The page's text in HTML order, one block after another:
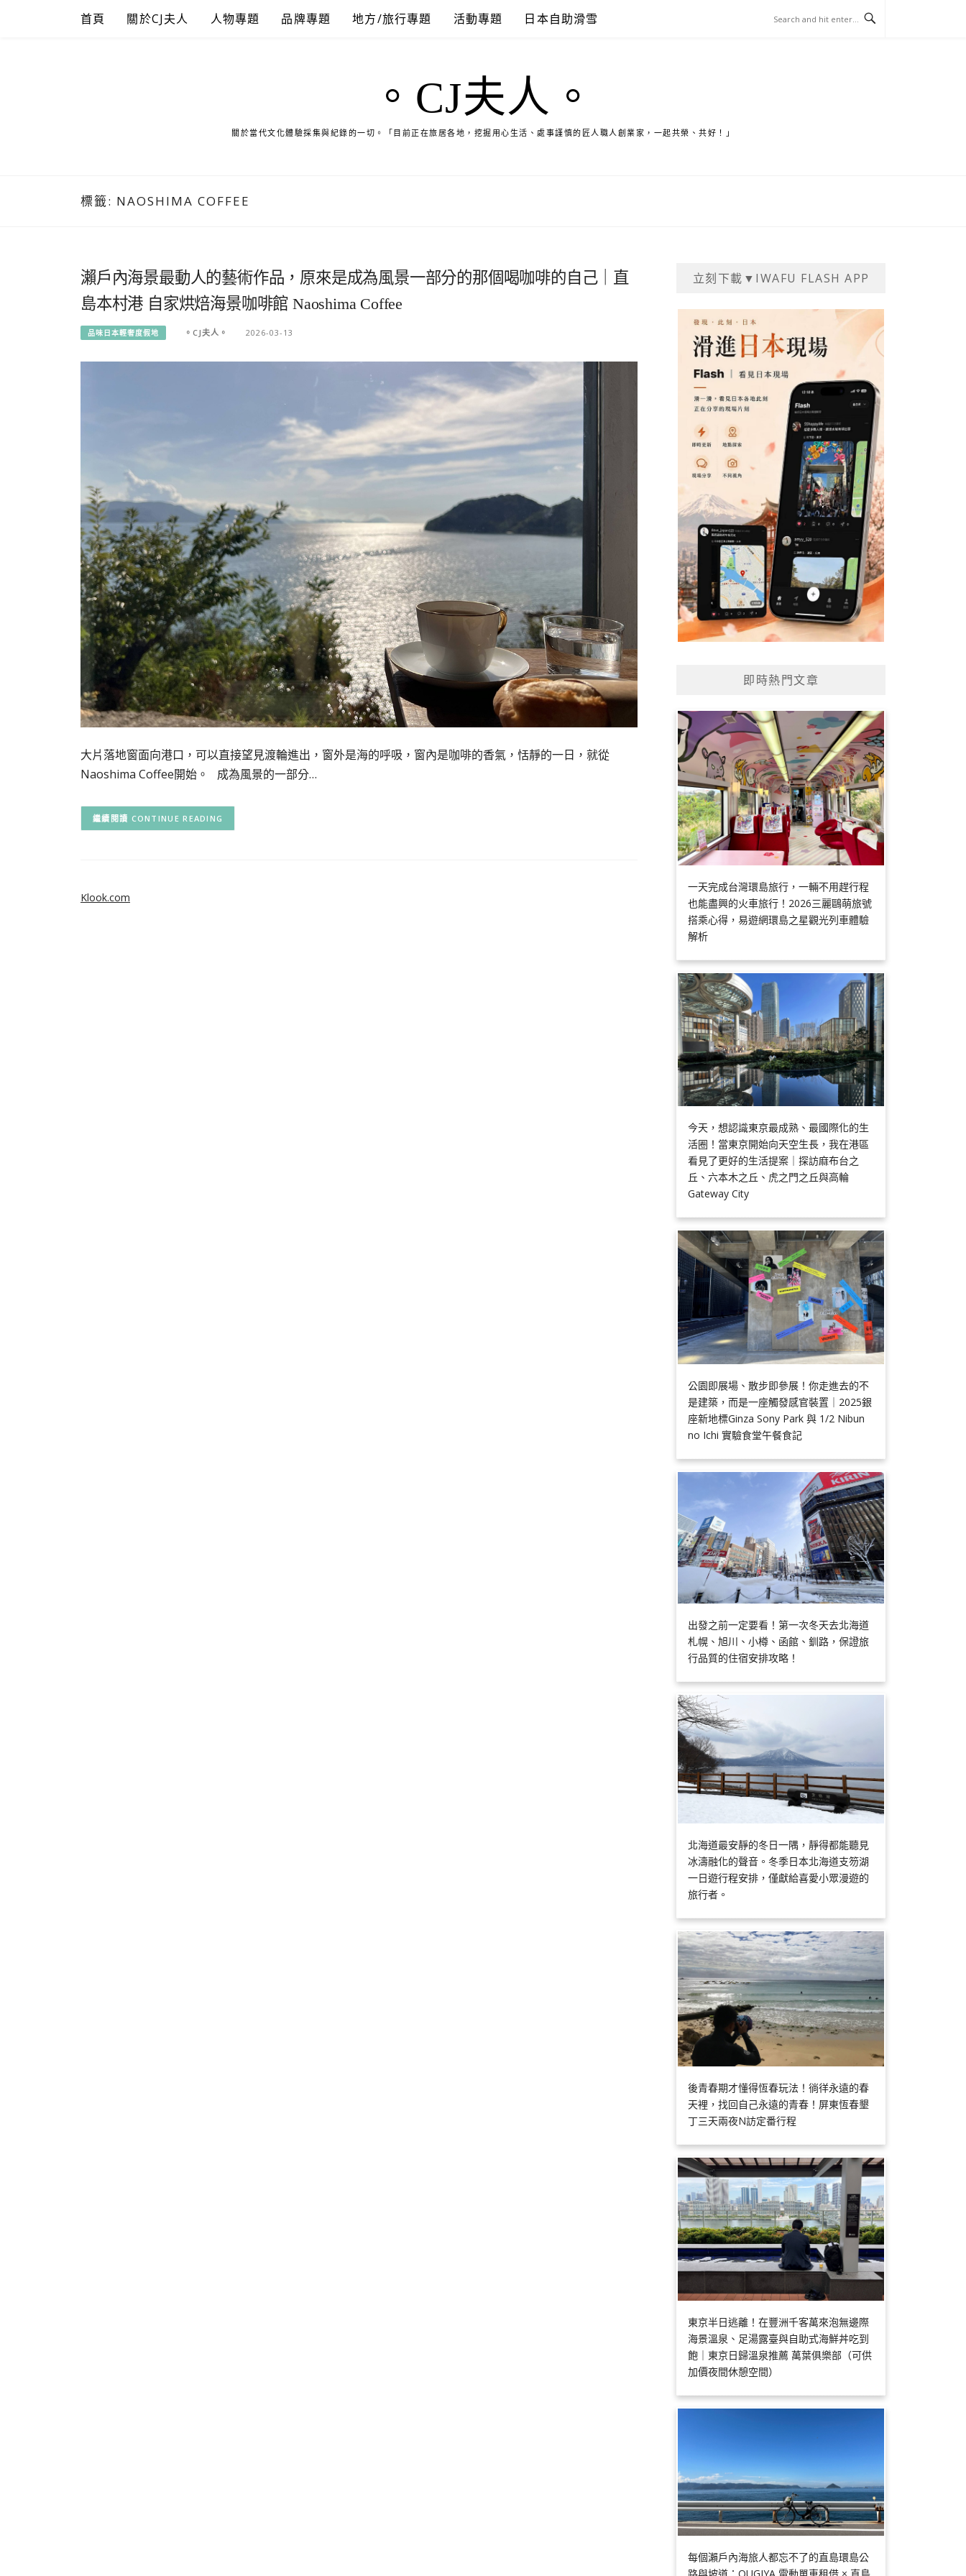
首頁 關於CJ夫人 人物專題 品牌專題 地方/旅行專題 活動專題 日本自助滑雪
。CJ夫人。
關於當代文化體驗採集與紀錄的一切。「目前正在旅居各地，挖掘用心生活、處事謹慎的匠人職人創業家，一起共榮、共好！」
標籤: NAOSHIMA COFFEE
瀨戶內海景最動人的藝術作品，原來是成為風景一部分的那個喝咖啡的自己｜直
島本村港 自家烘焙海景咖啡館 Naoshima Coffee
品味日本輕奢度假地 。CJ夫人。 2026-03-13
大片落地窗面向港口，可以直接望見渡輪進出，窗外是海的呼吸，窗內是咖啡的香氣，恬靜的一日，就從
Naoshima Coffee開始。 成為風景的一部分…
CONTINUE READING
立刻下載▼IWAFU FLASH APP
即時熱門文章
一天完成台灣環島旅行，一輛不用趕行程
也能盡興的火車旅行！2026三麗鷗萌旅號
搭乘心得，易遊網環島之星觀光列車體驗
解析
今天，想認識東京最成熟、最國際化的生
活圈！當東京開始向天空生長，我在港區
看見了更好的生活提案｜探訪麻布台之
丘、六本木之丘、虎之門之丘與高輪
Gateway City
公園即展場、散步即參展！你走進去的不
是建築，而是一座觸發感官裝置｜2025銀
座新地標Ginza Sony Park 與 1/2 Nibun
no Ichi 實驗食堂午餐食記
出發之前一定要看！第一次冬天去北海道
札幌、旭川、小樽、函館、釧路，保證旅
行品質的住宿安排攻略！
北海道最安靜的冬日一隅，靜得都能聽見
冰濤融化的聲音。冬季日本北海道支笏湖
一日遊行程安排，僅獻給喜愛小眾漫遊的
旅行者。
後青春期才懂得恆春玩法！徜徉永遠的春
天裡，找回自己永遠的青春！屏東恆春墾
丁三天兩夜N訪定番行程
東京半日逃離！在豐洲千客萬來泡無邊際
海景溫泉、足湯露臺與自助式海鮮丼吃到
飽｜東京日歸溫泉推薦 萬葉俱樂部（可供
加價夜間休憩空間）
每個瀨戶內海旅人都忘不了的直島環島公
Klook.com